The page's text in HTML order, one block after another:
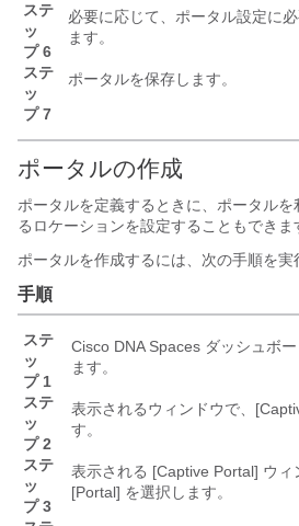
ステ
ッ
プ 6
必要に応じて、ポータル設定に
ます。
ステ
ッ
プ 7
ポータルを保存します。
ポータルの作成
ポータルを定義するときに、ポータル
るロケーションを設定することもできま
ポータルを作成するには、次の手順を実
手順
ステ
ッ
プ 1
Cisco DNA Spaces ダッシュボ
ます。
ステ
ッ
プ 2
表示されるウィンドウで、
す。
ステ
ッ
プ 3
表示される [Captive Portal] ウィ
[Portal] を選択します。